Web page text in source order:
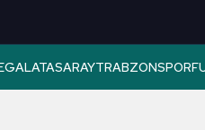
GALATASARAYTRABZONSPOR